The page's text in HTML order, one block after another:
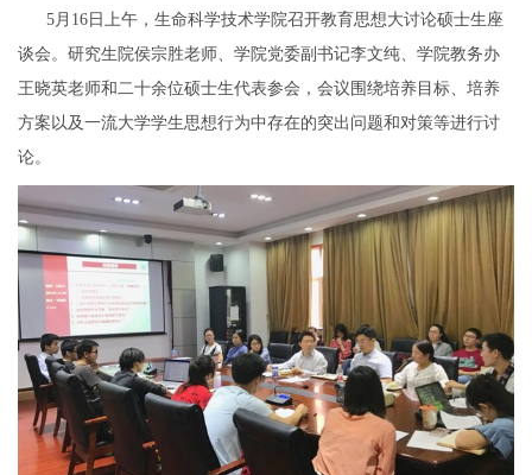
5月16日上午，生命科学技术学院召开教育思想大讨论硕士生座
谈会。研究生院侯宗胜老师、学院党委副书记李文纯、学院教务办
王晓英老师和二十余位硕士生代表参会，会议围绕培养目标、培养
方案以及一流大学学生思想行为中存在的突出问题和对策等进行讨
论。